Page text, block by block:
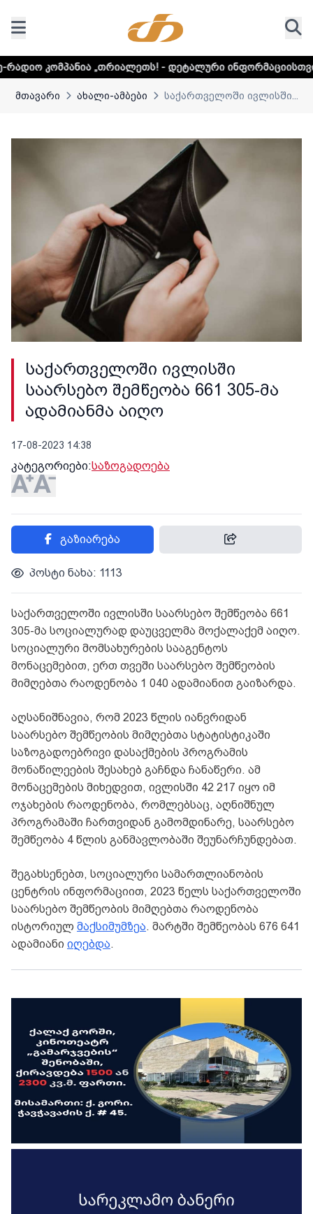
„თრიალეთს! - დეტალური ინფორმაციისთვის დააკლიკეთ
მთავარი ახალი-ამბები საქართველოში ივლისში...
საქართველოში ივლისში
საარსებო შემწეობა 661 305-მა
ადამიანმა აიღო
17-08-2023 14:38
კატეგორიები:საზოგადოება
გაზიარება
პოსტი ნახა: 1113
საქართველოში ივლისში საარსებო შემწეობა 661
305-მა სოციალურად დაუცველმა მოქალაქემ აიღო.
სოციალური მომსახურების სააგენტოს
მონაცემებით, ერთ თვეში საარსებო შემწეობის
მიმღებთა რაოდენობა 1 040 ადამიანით გაიზარდა.
აღსანიშნავია, რომ 2023 წლის იანვრიდან
საარსებო შემწეობის მიმღებთა სტატისტიკაში
საზოგადოებრივი დასაქმების პროგრამის
მონაწილეების შესახებ გაჩნდა ჩანაწერი. ამ
მონაცემების მიხედვით, ივლისში 42 217 იყო იმ
ოჯახების რაოდენობა, რომლებსაც, აღნიშნულ
პროგრამაში ჩართვიდან გამომდინარე, საარსებო
შემწეობა 4 წლის განმავლობაში შეუნარჩუნდებათ.
შეგახსენებთ, სოციალური სამართლიანობის
ცენტრის ინფორმაციით, 2023 წელს საქართველოში
საარსებო შემწეობის მიმღებთა რაოდენობა
ისტორიულ მაქსიმუმზეა. მარტში შემწეობას 676 641
ადამიანი იღებდა.